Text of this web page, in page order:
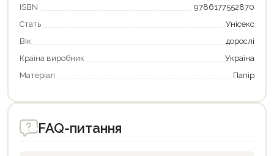
ISBN
9786177552870
Стать
Унісекс
Вік
дорослі
Країна виробник
Україна
Матеріал
Папір
FAQ-питання